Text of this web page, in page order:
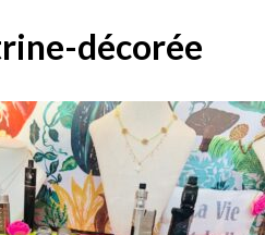
décorée